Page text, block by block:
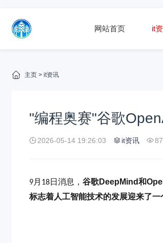
网站首页 it
主页 > it资讯
"编程奥赛"谷歌
2026-05-14 19:26:03 it资讯
9月 18日消息， 谷歌DeepMind和
标志着人工智能技术的发展迎来了一